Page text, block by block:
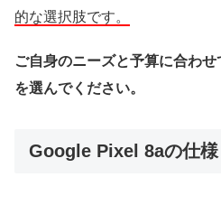
的な選択肢です。
ご自身のニーズと予算に合わ
を選んでください。
Google Pixel 8aの仕様